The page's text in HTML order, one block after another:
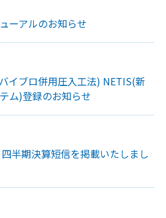
ーアルのお知らせ
イブロ併⽤圧⼊⼯法) NETIS(新
ム)登録のお知らせ
半期決算短信を掲載いたしまし